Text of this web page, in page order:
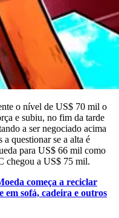
o nível de US$ 70 mil o
e subiu, no fim da tarde
a ser negociado acima
questionar se a alta é
para US$ 66 mil como
chegou a US$ 75 mil.
começa a reciclar
sofá, cadeira e outros